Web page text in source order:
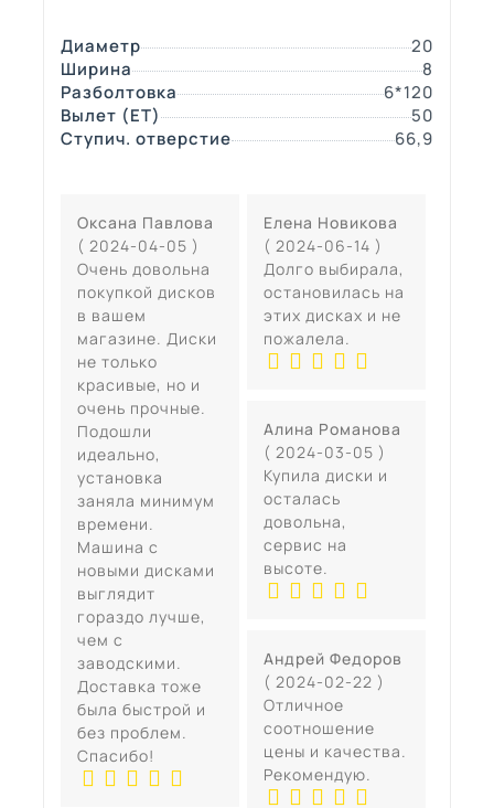
Диаметр
20
Ширина
8
Разболтовка
6*120
Вылет (ЕТ)
50
Ступич. отверстие
66,9
Оксана Павлова
( 2024-04-05 )
Очень довольна
покупкой дисков
в вашем
магазине. Диски
не только
красивые, но и
очень прочные.
Подошли
идеально,
установка
заняла минимум
времени.
Машина с
новыми дисками
выглядит
гораздо лучше,
чем с
заводскими.
Доставка тоже
была быстрой и
без проблем.
Спасибо!
Елена Новикова
( 2024-06-14 )
Долго выбирала,
остановилась на
этих дисках и не
пожалела.
Алина Романова
( 2024-03-05 )
Купила диски и
осталась
довольна,
сервис на
высоте.
Андрей Федоров
( 2024-02-22 )
Отличное
соотношение
цены и качества.
Рекомендую.